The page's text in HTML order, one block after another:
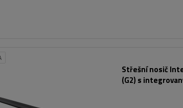
Střešní nosič
(G2) s